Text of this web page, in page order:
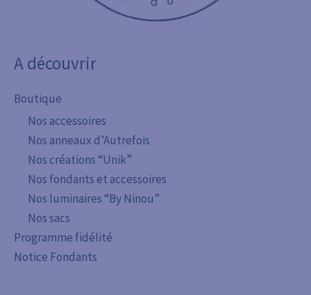
A découvrir
Boutique
Nos accessoires
Nos anneaux d’Autrefois
Nos créations “Unik”
Nos fondants et accessoires
Nos luminaires “By Ninou”
Nos sacs
Programme fidélité
Notice Fondants